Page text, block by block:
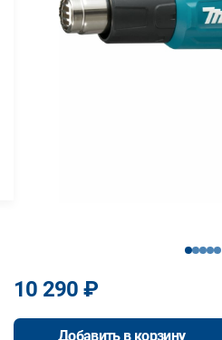
12345
10 290 ₽
Добавить в корзину